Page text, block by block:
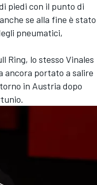
piedi con il punto di
se alla fine è stato
pneumatici,
Ring, lo stesso Vinales
ancora portato a salire
in Austria dopo